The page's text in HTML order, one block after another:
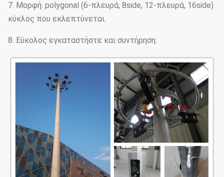
7. Μορφή: polygonal (6-πλευρά, 8side, 12-πλευρά, 16side)
κύκλος που εκλεπτύνεται.
8. Εύκολος εγκαταστήστε και συντήρηση.